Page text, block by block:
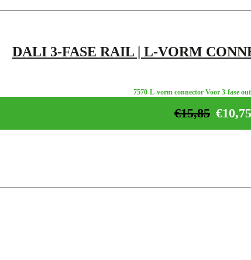
DALI 3-FASE RAIL | L-VORM
7570-L-vorm connector Voor 3-fase
€10,75
€15,85